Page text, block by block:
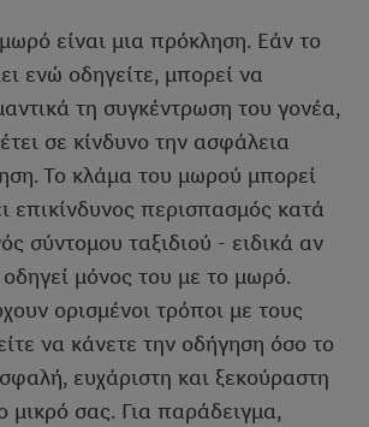
είναι μια πρόκληση. Εάν το
ενώ οδηγείτε, μπορεί να
τη συγκέντρωση του γονέα,
σε κίνδυνο την ασφάλεια
Το κλάμα του μωρού μπορεί
επικίνδυνος περισπασμός κατά
σύντομου ταξιδιού - ειδικά αν
μόνος του με το μωρό.
ορισμένοι τρόποι με τους
να κάνετε την οδήγηση όσο το
ευχάριστη και ξεκούραστη
μικρό σας. Για παράδειγμα,